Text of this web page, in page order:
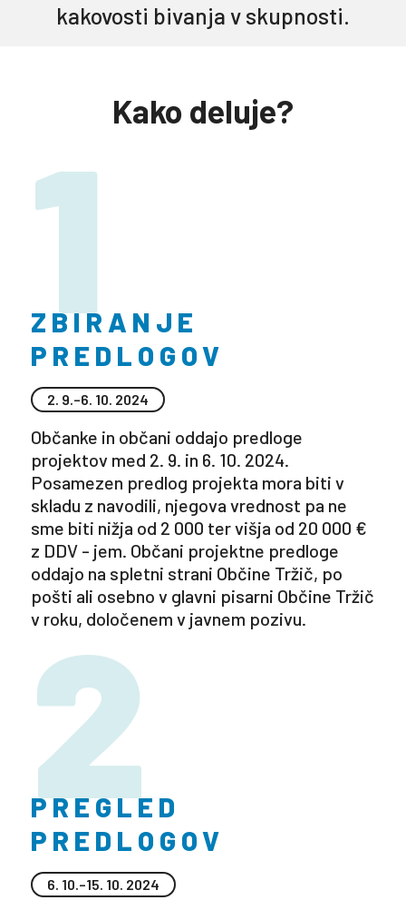
kakovosti bivanja v skupnosti.
Kako deluje?
1
ZBIRANJE
PREDLOGOV
2. 9.–6. 10. 2024
Občanke in občani oddajo predloge
projektov med 2. 9. in 6. 10. 2024.
Posamezen predlog projekta mora biti v
skladu z navodili, njegova vrednost pa ne
sme biti nižja od 2 000 ter višja od 20 000 €
z DDV - jem. Občani projektne predloge
oddajo na spletni strani Občine Tržič, po
pošti ali osebno v glavni pisarni Občine Tržič
v roku, določenem v javnem pozivu.
2
PREGLED
PREDLOGOV
6. 10.–15. 10. 2024